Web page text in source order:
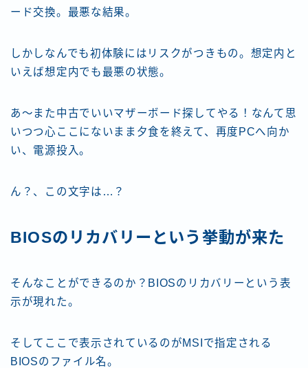
ード交換。最悪な結果。
しかしなんでも初体験にはリスクがつきもの。想定内と
いえば想定内でも最悪の状態。
あ～また中古でいいマザーボード探してやる！なんて思
いつつ心ここにないまま夕食を終えて、再度PCへ向か
い、電源投入。
ん？、この文字は…？
BIOSのリカバリーという挙動が来た
そんなことができるのか？BIOSのリカバリーという表
示が現れた。
そしてここで表示されているのがMSIで指定される
BIOSのファイル名。